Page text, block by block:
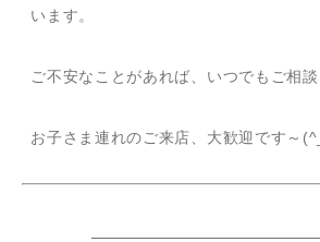
います。
ご不安なことがあれば、いつでもご相談
お子さま連れのご来店、大歓迎です～